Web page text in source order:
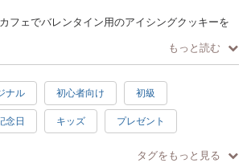
フェでバレンタイン用のアイシングクッキーを
いデザインになっているのでぜひこの機会に挑
もっと読む
ナル 初心者向け 初級
念日 キッズ プレゼント
充実感 達成感
タグをもっと見る